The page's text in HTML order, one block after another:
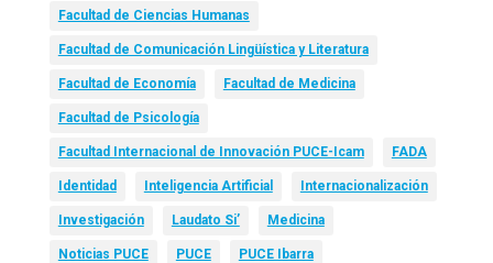
Facultad de Ciencias Humanas
Facultad de Comunicación Lingüística y Literatura
Facultad de Economía Facultad de Medicina
Facultad de Psicología
Facultad Internacional de Innovación PUCE-Icam FADA
Identidad Inteligencia Artificial Internacionalización
Investigación Laudato Si’ Medicina
Noticias PUCE PUCE PUCE Ibarra